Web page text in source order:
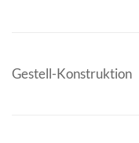
Gestell-Konstruktion